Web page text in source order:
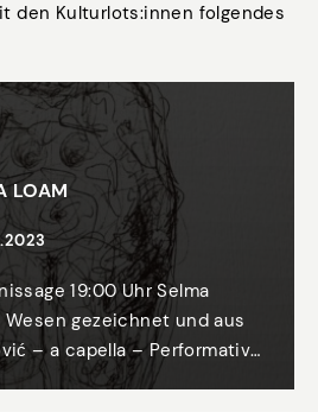
den Kulturlots:innen folgendes
LOAM
19:00 Uhr Selma
gezeichnet und aus
der Frau in Volksliedern